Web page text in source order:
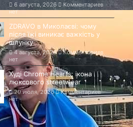
6 августа, 2026
Комментариев
нет
ZDRAVO в Миколаєві: чому
після їжі виникає важкість у
шлунку
4 августа, 2026
Комментариев
нет
Худі Chrome Hearts: ікона
люксового streetwear
29 июля, 2026
Комментариев
нет